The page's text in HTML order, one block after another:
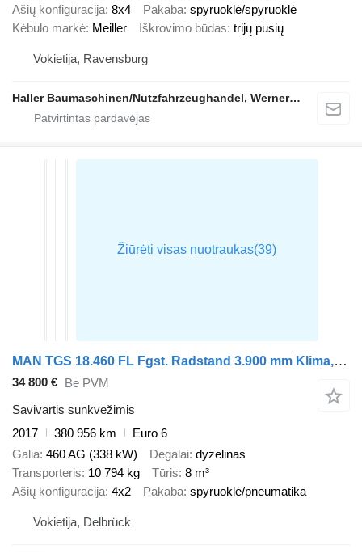
Ašių konfigūracija 8x4 Pakaba spyruoklė/spyruoklė
Kėbulo markė Meiller Iškrovimo būdas trijų pusių
Vokietija, Ravensburg
Haller Baumaschinen/Nutzfahrzeughandel, Werner Haller e.K.
MAN TGS 18.460 FL Fgst. Radstand 3.900 mm Klima, Intarder
34 800 € Be PVM
Savivartis sunkvežimis
2017
380 956 km
Euro 6
Galia 460 AG (338 kW) Degalai dyzelinas
Transporteris 10 794 kg Tūris 8 m³
Ašių konfigūracija 4x2 Pakaba spyruoklė/pneumatika
Vokietija, Delbrück